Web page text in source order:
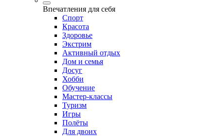
Впечатления для себя
Спорт
Красота
Здоровье
Экстрим
Активный отдых
Дом и семья
Досуг
Хобби
Обучение
Мастер-классы
Туризм
Игры
Полёты
Для двоих